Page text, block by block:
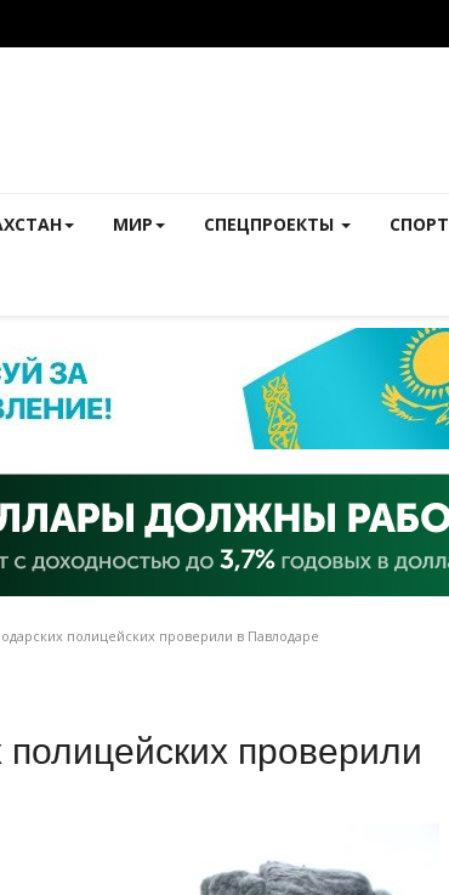
МИР СПЕЦПРОЕКТЫ СПОРТ
полицейских проверили в Павлодаре
проверили